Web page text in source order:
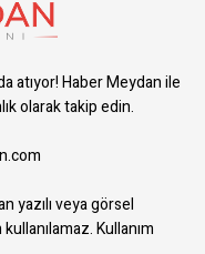
atıyor! Haber Meydan ile
olarak takip edin.
yazılı veya görsel
Kullanım